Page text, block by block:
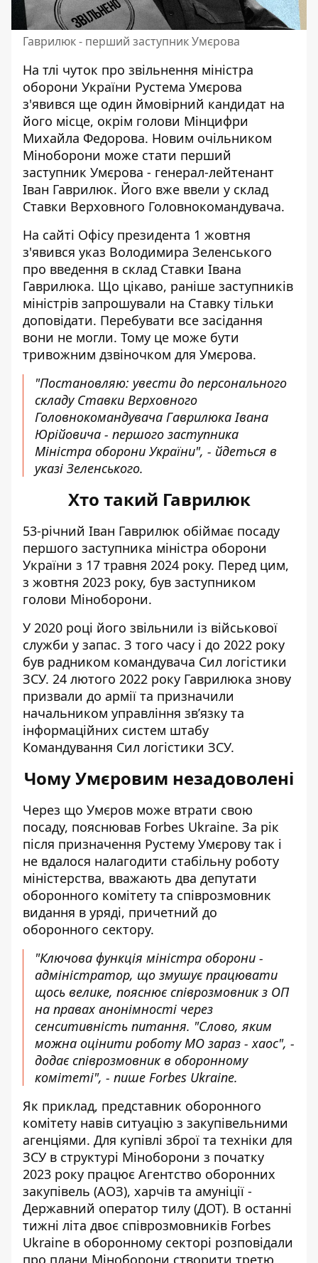
Гаврилюк - перший заступник Умєрова
На тлі чуток про звільнення міністра
оборони України Рустема Умєрова
з'явився ще один ймовірний кандидат на
його місце, окрім голови Мінцифри
Михайла Федорова. Новим очільником
Міноборони може стати перший
заступник Умєрова - генерал-лейтенант
Іван Гаврилюк. Його вже ввели у склад
Ставки Верховного Головнокомандувача.
На сайті Офісу президента 1 жовтня
з'явився указ Володимира Зеленського
про введення в склад Ставки Івана
Гаврилюка. Що цікаво, раніше заступників
міністрів запрошували на Ставку тільки
доповідати. Перебувати все засідання
вони не могли. Тому це може бути
тривожним дзвіночком для Умєрова.
"Постановляю: увести до персонального
складу Ставки Верховного
Головнокомандувача Гаврилюка Івана
Юрійовича - першого заступника
Міністра оборони України", - йдеться в
указі Зеленського.
Хто такий Гаврилюк
53-річний Іван Гаврилюк обіймає посаду
першого заступника міністра оборони
України з 17 травня 2024 року. Перед цим,
з жовтня 2023 року, був заступником
голови Міноборони.
У 2020 році його звільнили із військової
служби у запас. З того часу і до 2022 року
був радником командувача Сил логістики
ЗСУ. 24 лютого 2022 року Гаврилюка знову
призвали до армії та призначили
начальником управління звʼязку та
інформаційних систем штабу
Командування Сил логістики ЗСУ.
Чому Умєровим незадоволені
Через що Умєров може втрати свою
посаду, пояснював Forbes Ukraine. За рік
після призначення Рустему Умєрову так і
не вдалося налагодити стабільну роботу
міністерства, вважають два депутати
оборонного комітету та співрозмовник
видання в уряді, причетний до
оборонного сектору.
"Ключова функція міністра оборони -
адміністратор, що змушує працювати
щось велике, пояснює співрозмовник з ОП
на правах анонімності через
сенситивність питання. "Слово, яким
можна оцінити роботу МО зараз - хаос", -
додає співрозмовник в оборонному
комітеті", - пише Forbes Ukraine.
Як приклад, представник оборонного
комітету навів ситуацію з закупівельними
агенціями. Для купівлі зброї та техніки для
ЗСУ в структурі Міноборони з початку
2023 року працює Агентство оборонних
закупівель (АОЗ), харчів та амуніції -
Державний оператор тилу (ДОТ). В останні
тижні літа двоє співрозмовників Forbes
Ukraine в оборонному секторі розповідали
про плани Міноборони створити третю